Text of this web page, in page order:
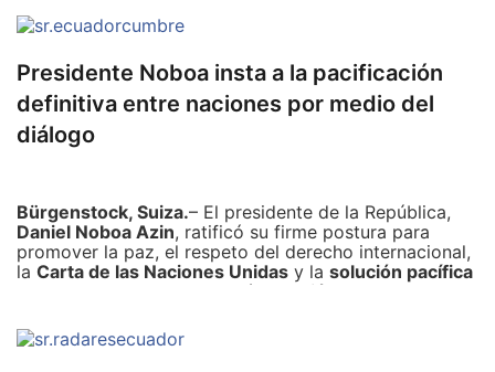
tomando para precautelar la asignación eficiente de
dijo el ministro de Transportes y Obras Públicas
Roberto Luque.
El anuncio lo hicieron las autoridades de Economía y
Finanzas, de Transporte y Obras Públicas, de Inclusión
El anuncio estuvo enmarcado en el proceso de
estabilización de precios en lagasolina extra y
ecopaís, para lo cual seprevé el incremento del
precio por galón de estos combustibles, de acuerdo
Incremento de 26 centavos de
Presidente Noboa insta a la pacificación
definitiva entre naciones por medio del
diálogo
Bürgenstock, Suiza.– El presidente de la República,
Daniel Noboa Azin, ratificó su firme postura para
promover la paz, el respeto del derecho internacional,
la Carta de las Naciones Unidas y la solución pacífica
de las controversias, a través del
diálogo entre